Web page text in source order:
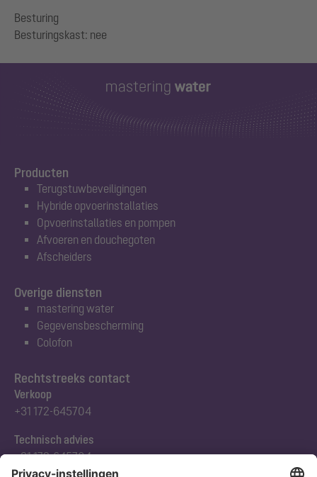
Besturing
Producten
Terugstuwbeveiligingen
Hybride opvoerinstallaties
Opvoerinstallaties en pompen
Afvoeren en douchegoten
Afscheiders
Rechtstreeks contact
Verkoop
+31 172-645704
Technisch advies
+31 172-645704
Overige diensten
mastering water
Gegevensbescherming
Colofon